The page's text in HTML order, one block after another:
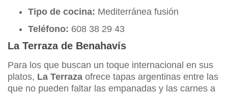
Tipo de cocina: Mediterránea fusión
Teléfono: 608 38 29 43
La Terraza de Benahavís
Para los que buscan un toque internacional en sus
platos, La Terraza ofrece tapas argentinas entre las
que no pueden faltar las empanadas y las carnes a